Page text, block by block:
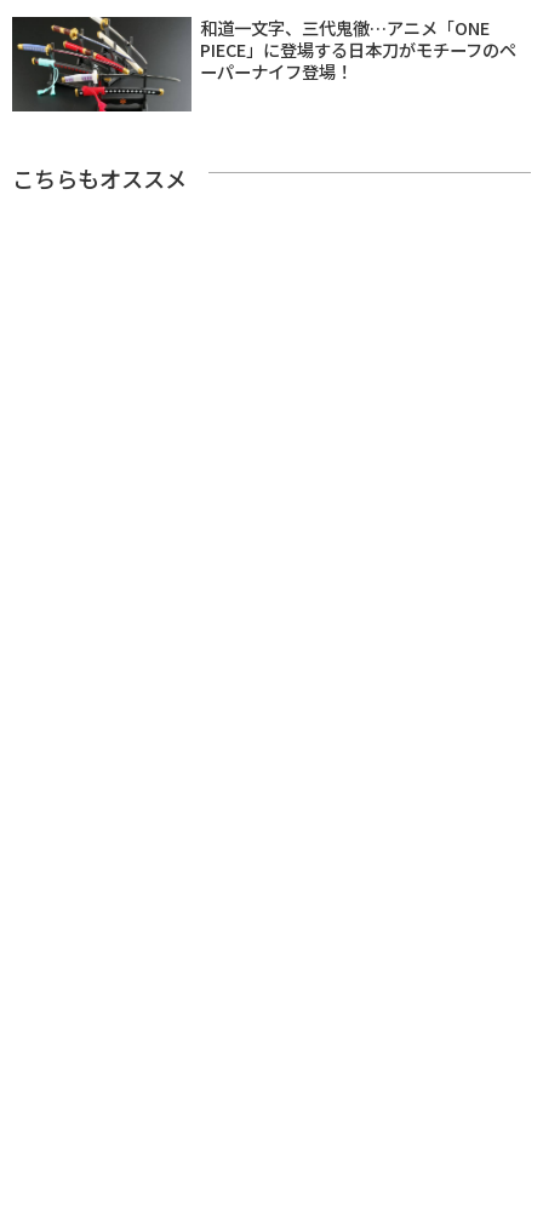
和道一文字、三代鬼徹…アニメ「ONE
PIECE」に登場する日本刀がモチーフのペ
ーパーナイフ登場！
こちらもオススメ